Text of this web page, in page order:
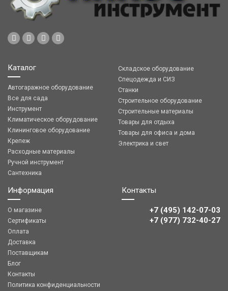
Каталог
Автогаражное оборудование
Все для сада
Инструмент
Климатическое оборудование
Клининговое оборудование
Крепеж
Расходные материалы
Ручной инструмент
Сантехника
Складское оборудование
Спецодежда и СИЗ
Станки
Строительное оборудование
Строительные материалы
Товары для отдыха
Товары для офиса и дома
Электрика и свет
Информация
О магазине
Сертификаты
Оплата
Доставка
Поставщикам
Блог
Контакты
Политика конфиденциальности
Контакты
+7 (495) 142-07-03
‎‎+7 (977) 732-40-27